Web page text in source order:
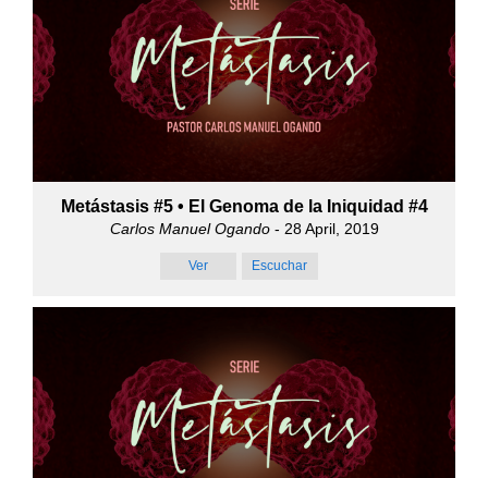
Metástasis #5 • El Genoma de la Iniquidad #4
Carlos Manuel Ogando- 28 April, 2019
Ver Escuchar